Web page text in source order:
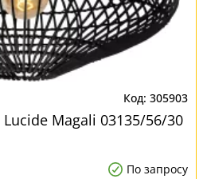
305903
Magali 03135/56/30
По запросу